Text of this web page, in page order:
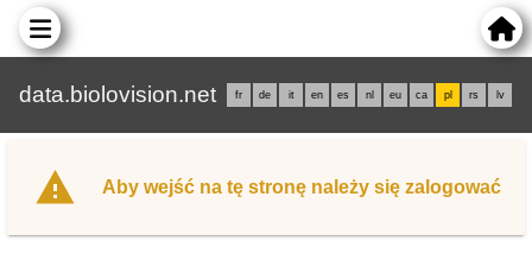
data.biolovision.net fr de it en es nl eu ca pl rs lv
Aby wejść na tę stronę należy się zalogować